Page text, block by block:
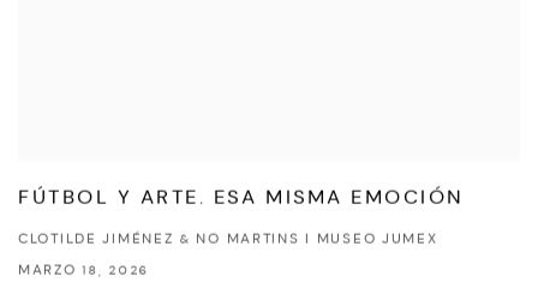
FÚTBOL Y ARTE. ESA MISMA EMOCIÓN
CLOTILDE JIMÉNEZ & NO MARTINS I MUSEO JUMEX
MARZO 18, 2026